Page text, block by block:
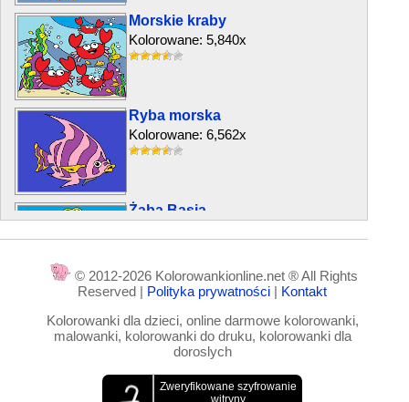
Morskie kraby
Kolorowane: 5,840x
Ryba morska
Kolorowane: 6,562x
Żaba Basia
Kolorowane: 5,953x
© 2012-2026 Kolorowankionline.net ® All Rights
Reserved | Polityka prywatności | Kontakt
Kolorowanki dla dzieci, online darmowe kolorowanki,
malowanki, kolorowanki do druku, kolorowanki dla
doroslych